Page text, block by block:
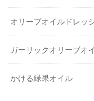
オリーブオイルドレッ
ガーリックオリーブオ
かける緑果オイル